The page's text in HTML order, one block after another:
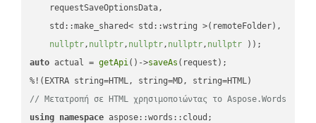
    requestSaveOptionsData,
    std::make_shared< std::wstring >(remoteFolder),
nullptr, nullptr, nullptr, nullptr, nullptr ))
auto actual = getApi()->saveAs (request);
// Μετατροπή σε HTML χρησιμοποιώντας το Aspose.Words
using namespace